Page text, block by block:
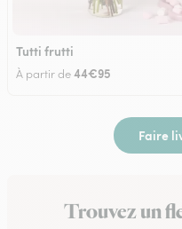
Tutti frutti
À partir de44€95
Faire
Trouvez un